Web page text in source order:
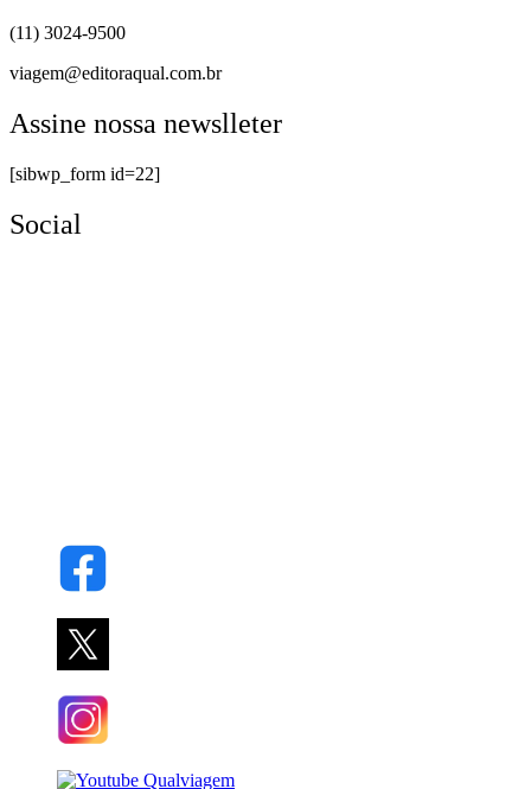
(11) 3024-9500
viagem@editoraqual.com.br
Assine nossa newslleter
[sibwp_form id=22]
Social